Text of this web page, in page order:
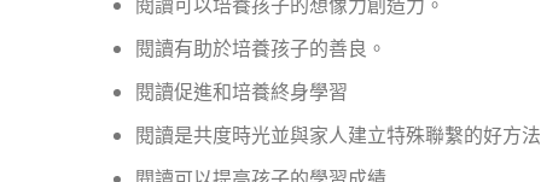
閱讀有助於培養孩子的善良。
閱讀促進和培養終身學習
閱讀是共度時光並與家人建立特殊聯繫的好方